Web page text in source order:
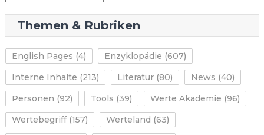
Themen & Rubriken
English Pages (4) Enzyklopädie (607)
Interne Inhalte (213) Literatur(80) News (40)
Personen (92) Tools (39) Werte Akademie (96)
Wertebegriff(157) Werteland (63)